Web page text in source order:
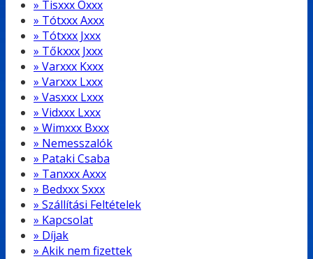
» Tisxxx Oxxx
» Tótxxx Axxx
» Tótxxx Jxxx
» Tőkxxx Jxxx
» Varxxx Kxxx
» Varxxx Lxxx
» Vasxxx Lxxx
» Vidxxx Lxxx
» Wimxxx Bxxx
» Nemesszalók
» Pataki Csaba
» Tanxxx Axxx
» Bedxxx Sxxx
» Szállítási Feltételek
» Kapcsolat
» Díjak
» Akik nem fizettek